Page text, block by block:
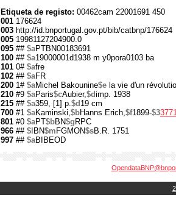
Etiqueta de registo: 00462cam 22001691 450
001 176624
003 http://id.bnportugal.gov.pt/bib/catbnp/176624
005 19981127204900.0
095 ## $aPTBN00183691
100 ## $a19000001d1938 m y0pora0103 ba
101 0# $afre
102 ## $aFR
200 1# $aMichel Bakounine$e la vie d'un
210 #9 $aParis$cAubier,$dimp. 1938
215 ## $a359, [1] p.$d 19 cm
700 #1 $aKaminski,$bHanns Erich,$f1899-$3
801 #0 $aPT$bBN$g RPC
966 ## $l BN$m FGMON$sB.R. 1751
997 ## $aBIBEOD